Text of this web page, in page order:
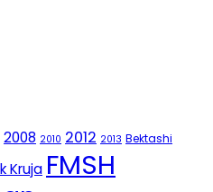
2008 2010 2012 2013 Bektashi
Kruja FMSH